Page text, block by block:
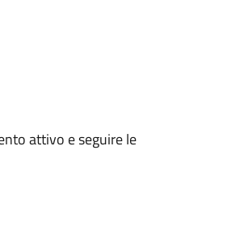
attivo e seguire le